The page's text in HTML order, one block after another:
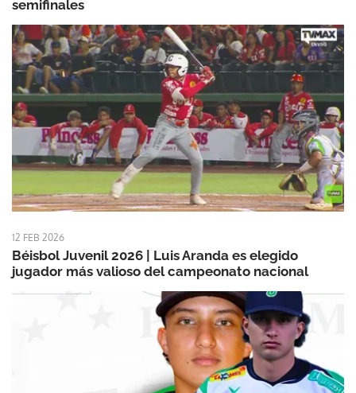
semifinales
12 FEB 2026
Béisbol Juvenil 2026 | Luis Aranda es elegido
jugador más valioso del campeonato nacional